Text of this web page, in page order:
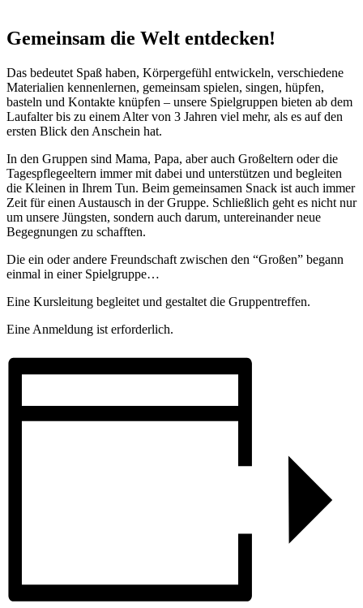
Gemeinsam die Welt entdecken!
Das bedeutet Spaß haben, Körpergefühl entwickeln, verschiedene
Materialien kennenlernen, gemeinsam spielen, singen, hüpfen,
basteln und Kontakte knüpfen – unsere Spielgruppen bieten ab dem
Laufalter bis zu einem Alter von 3 Jahren viel mehr, als es auf den
ersten Blick den Anschein hat.
In den Gruppen sind Mama, Papa, aber auch Großeltern oder die
Tagespflegeeltern immer mit dabei und unterstützen und begleiten
die Kleinen in Ihrem Tun. Beim gemeinsamen Snack ist auch immer
Zeit für einen Austausch in der Gruppe. Schließlich geht es nicht nur
um unsere Jüngsten, sondern auch darum, untereinander neue
Begegnungen zu schafften.
Die ein oder andere Freundschaft zwischen den “Großen” begann
einmal in einer Spielgruppe…
Eine Kursleitung begleitet und gestaltet die Gruppentreffen.
Eine Anmeldung ist erforderlich.